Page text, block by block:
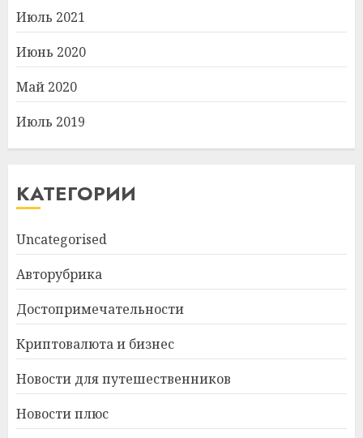
Июль 2021
Июнь 2020
Май 2020
Июль 2019
КАТЕГОРИИ
Uncategorised
Авторубрика
Достопримечательности
Криптовалюта и бизнес
Новости для путешественников
Новости плюс